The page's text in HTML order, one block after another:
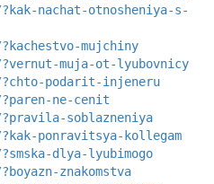
nachat-otnosheniya-s-
mujchiny
muja-ot-lyubovnicy
podarit-injeneru
ne-cenit
soblazneniya
ponravitsya-kollegam
dlya-lyubimogo
znakomstva